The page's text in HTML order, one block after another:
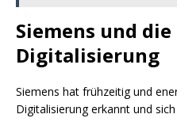
Siemens und
Digitalisierung
Siemens hat frühzeitig und
Digitalisierung erkannt und